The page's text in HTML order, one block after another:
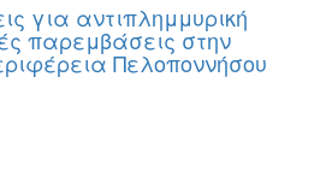
για αντιπλημμυρική
παρεμβάσεις στην
Πελοποννήσου